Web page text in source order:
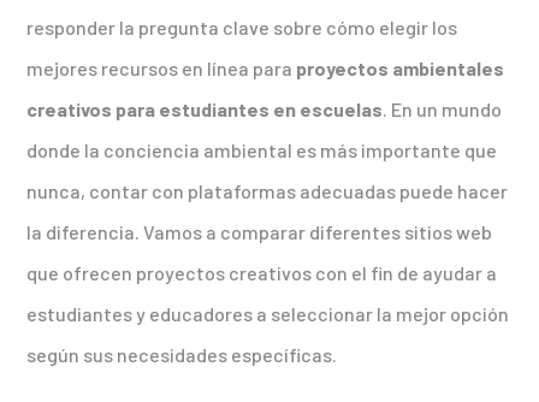
responder la pregunta clave sobre cómo elegir los
mejores recursos en línea para proyectos ambientales
creativos para estudiantes en escuelas. En un mundo
donde la conciencia ambiental es más importante que
nunca, contar con plataformas adecuadas puede hacer
la diferencia. Vamos a comparar diferentes sitios web
que ofrecen proyectos creativos con el fin de ayudar a
estudiantes y educadores a seleccionar la mejor opción
según sus necesidades específicas.